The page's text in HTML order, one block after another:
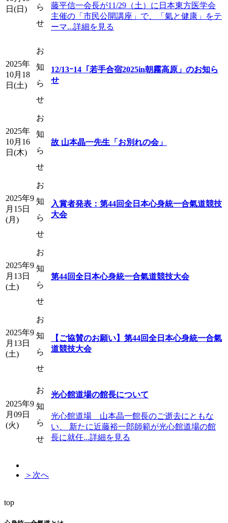
日(日)
ら
せ
藤平信一会長が11/29（土）に日本東方医学会
主催の「市民公開講座」で、「氣と健康」をテ
ーマ...詳細を見る
2025年
10月18
日(土)
お
知
ら
せ
12/13ｰ14「若手合宿2025in朝霧高原」のお知ら
せ
2025年
10月16
日(木)
お
知
ら
せ
故 山本晶一先生「お別れの会」
2025年9
月15日
(月)
お
知
ら
せ
入賞者発表：第44回全日本心身統一合氣道競技
大会
2025年9
月13日
(土)
お
知
ら
せ
第44回全日本心身統一合氣道競技大会
2025年9
月13日
(土)
お
知
ら
せ
【ご協賛のお願い】第44回全日本心身統一合氣
道競技大会
2025年9
月09日
(火)
お
知
ら
せ
光心館道場の館長について
光心館道場 山本晶一館長のご逝去にともな
い、 新たに近藤裕一郎師範が光心館道場の館
長に就任...詳細を見る
＞次へ
top